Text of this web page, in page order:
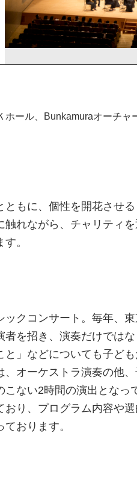
ホール、Bunkamuraオーチ
もに、個性を開花させ
れながら、チャリティ
。
クコンサート。毎年、
を招き、演奏だけでは
」などについても子ど
オーケストラ演奏の他
こない2時間の演出となっ
り、プログラム内容や
おります。